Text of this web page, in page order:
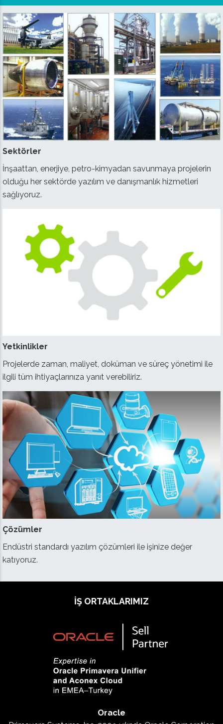
Sektörler
İnşaattan, enerjiye, petro-kimyadan savunmaya projelerin
olduğu her sektörde yazılım ve danışmanlık hizmetleri
sağlıyoruz.
Yetkinlikler
Projelerde zaman, maliyet, doküman ve süreç yönetimi ile
ilgili tüm ihtiyaçlarınıza yanıt verebiliriz.
Çözümler
Endüstri standardı yazılım çözümleri ile işinize değer
katıyoruz.
İŞ ORTAKLARIMIZ
Oracle